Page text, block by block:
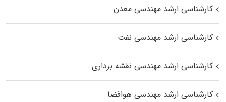
کارشناسی ارشد مهندسی معدن
کارشناسی ارشد مهندسی نفت
کارشناسی ارشد مهندسی نقشه برداری
کارشناسی ارشد مهندسی هوافضا